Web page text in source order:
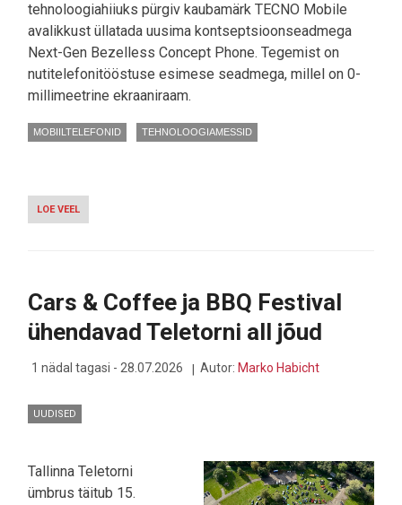
tehnoloogiahiiuks pürgiv kaubamärk TECNO Mobile
avalikkust üllatada uusima kontseptsioonseadmega
Next-Gen Bezelless Concept Phone. Tegemist on
nutitelefonitööstuse esimese seadmega, millel on 0-
millimeetrine ekraaniraam.
MOBIILTELEFONID TEHNOLOOGIAMESSID
LOE VEEL
TECNO
PUUDUB
Cars & Coffee ja BBQ Festival
ühendavad Teletorni all jõud
1 nädal tagasi - 28.07.2026 Autor: Marko Habicht
UUDISED
Tallinna Teletorni
ümbrus täitub 15.